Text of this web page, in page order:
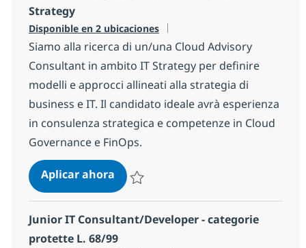
Strategy
Disponible en 2 ubicaciones
Siamo alla ricerca di un/una Cloud Advisory
Consultant in ambito IT Strategy per definire
modelli e approcci allineati alla strategia di
business e IT. Il candidato ideale avrà esperienza
in consulenza strategica e competenze in Cloud
Governance e FinOps.
Aplicar ahoraCloud Advisory Consultant in
Junior IT Consultant/Developer - categorie
protette L. 68/99